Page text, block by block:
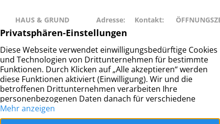
HAUS & GRUND
RAHLSTEDT
Haus- und
Grundeigentümerverein
Hamburg-Rahlstedt e.V.
Adresse:
Schweriner
Str. 27
22143
Hamburg
Kontakt:
– 677 88 66
info@hug-
rahlstedt.de
• Freitag:
14:00
Dienstag •
Donnerstag:
– 18:00